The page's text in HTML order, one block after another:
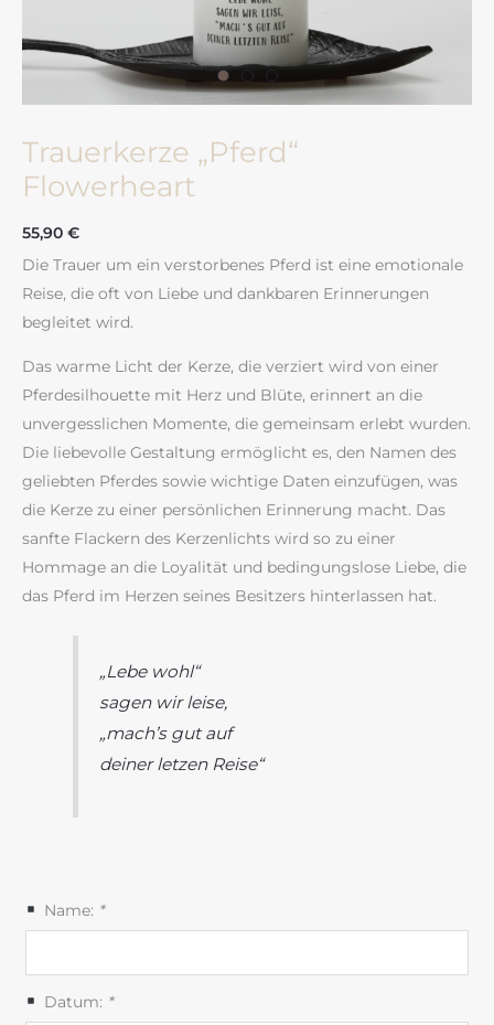
Trauerkerze „Pferd“
Flowerheart
55,90 €
Die Trauer um ein verstorbenes Pferd ist eine emotionale
Reise, die oft von Liebe und dankbaren Erinnerungen
begleitet wird.
Das warme Licht der Kerze, die verziert wird von einer
Pferdesilhouette mit Herz und Blüte, erinnert an die
unvergesslichen Momente, die gemeinsam erlebt wurden.
Die liebevolle Gestaltung ermöglicht es, den Namen des
geliebten Pferdes sowie wichtige Daten einzufügen, was
die Kerze zu einer persönlichen Erinnerung macht. Das
sanfte Flackern des Kerzenlichts wird so zu einer
Hommage an die Loyalität und bedingungslose Liebe, die
das Pferd im Herzen seines Besitzers hinterlassen hat.
„Lebe wohl“
sagen wir leise,
„mach’s gut auf
deiner letzen Reise“
Name: *
Datum: *